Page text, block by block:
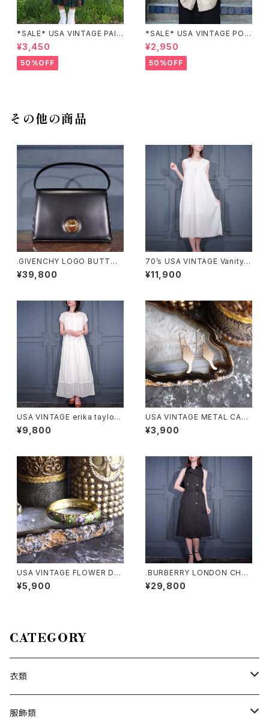
*SALE* USA VINTAGE PAIS
LEY PATTERNED DESIGN S
KIRT/アメリカ古着ペイズリー
柄デザインスカート
¥3,450
50%OFF
*SALE* USA VINTAGE POC
KET DESIGN SHIRT/アメリカ
古着ポケットデザインシャツ
¥2,950
50%OFF
その他の商品
.GIVENCHY LOGO BUTTON
DESIGN LEATHER HAND BA
G/ジバンシィロゴボタンデザイ
¥39,800
70’s USA VINTAGE Vanity F
air LACE DESIGN NIGHTY D
RESS COTTON ONE PIECE/
ピース
¥11,900
USA VINTAGE erika taylor
LACE DESIGN NIGHTY DRE
SS COTTON ONE PIECE/ア
¥9,800
USA VINTAGE METAL CAT
DESIGN EARRING/アメリカ古
着メタルにゃんこデザインピアス
¥3,900
USA VINTAGE FLOWER DE
SIGN METAL BANGLE/アメリ
カ古着お花デザインメタルバン
¥5,900
.BURBERRY LONDON CHEC
K PATTERNED TRENCH CO
AT LIKE DESIGN BELTED N
¥29,800
CATEGORY
衣類
トップス
服飾類